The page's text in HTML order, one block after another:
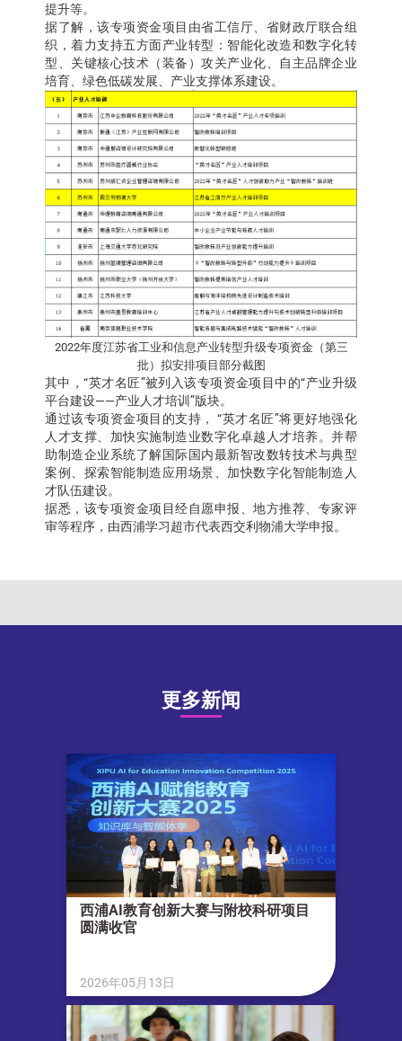
提升等。
据了解，该专项资金项目由省工信厅、省财政厅联合组
织，着力支持五方面产业转型：智能化改造和数字化转
型、关键核心技术（装备）攻关产业化、自主品牌企业
培育、绿色低碳发展、产业支撑体系建设。
2022年度江苏省工业和信息产业转型升级专项资金（第三
批）拟安排项目部分截图
其中，“英才名匠”被列入该专项资金项目中的“产业升级
平台建设——产业人才培训”版块。
通过该专项资金项目的支持， “英才名匠”将更好地强化
人才支撑、加快实施制造业数字化卓越人才培养。并帮
助制造企业系统了解国际国内最新智改数转技术与典型
案例、探索智能制造应用场景、加快数字化智能制造人
才队伍建设。
据悉，该专项资金项目经自愿申报、地方推荐、专家评
审等程序，由西浦学习超市代表西交利物浦大学申报。
更多新闻
西浦AI教育创新大赛与附校科研项目
圆满收官
2026年05月13日